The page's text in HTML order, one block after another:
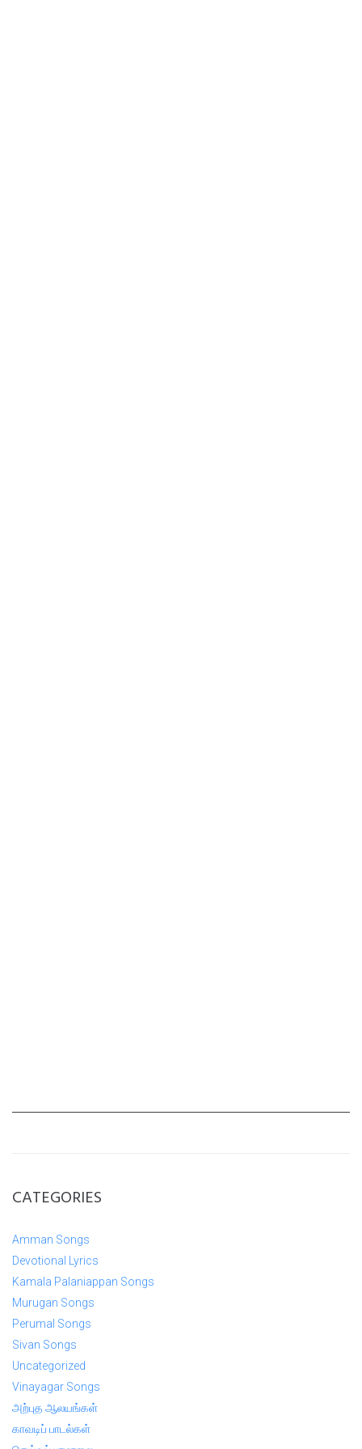
CATEGORIES
Amman Songs
Devotional Lyrics
Kamala Palaniappan Songs
Murugan Songs
Perumal Songs
Sivan Songs
Uncategorized
Vinayagar Songs
அற்புத ஆலயங்கள்
காவடிப் பாடல்கள்